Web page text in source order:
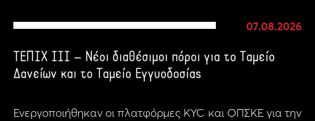
07.08.2026
ΤΕΠΙΧ ΙΙΙ – Νέοι διαθέσιμοι πόροι για το Ταμείο
Δανείων και το Ταμείο Εγγυοδοσίας
Ενεργοποιήθηκαν οι πλατφόρμες KYC και ΟΠΣΚΕ για την